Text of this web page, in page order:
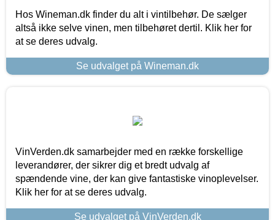
Hos Wineman.dk finder du alt i vintilbehør. De sælger
altså ikke selve vinen, men tilbehøret dertil. Klik her for
at se deres udvalg.
Se udvalget på Wineman.dk
VinVerden.dk samarbejder med en række forskellige
leverandører, der sikrer dig et bredt udvalg af
spændende vine, der kan give fantastiske vinoplevelser.
Klik her for at se deres udvalg.
Se udvalget på VinVerden.dk